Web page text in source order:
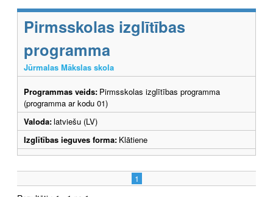
Pirmsskolas izglītības
programma
Jūrmalas Mākslas skola
Programmas veids: Pirmsskolas izglītības programma
(programma ar kodu 01)
Valoda:latviešu (LV)
Izglītības ieguves forma: Klātiene
1